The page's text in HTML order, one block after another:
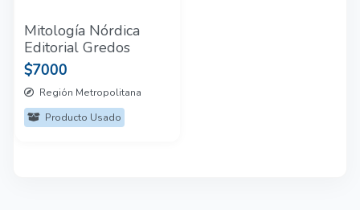
Mitología Nórdica
Editorial Gredos
$7000
Región Metropolitana
Producto Usado